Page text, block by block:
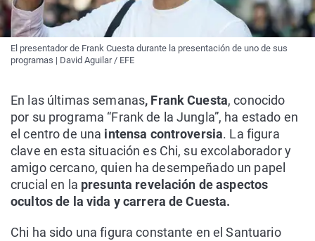
El presentador de Frank Cuesta durante la presentación de uno de sus
programas | David Aguilar / EFE
En las últimas semanas, Frank Cuesta, conocido
por su programa “Frank de la Jungla”, ha estado en
el centro de una intensa controversia. La figura
clave en esta situación es Chi, su excolaborador y
amigo cercano, quien ha desempeñado un papel
crucial en la presunta revelación de aspectos
ocultos de la vida y carrera de Cuesta.
Chi ha sido una figura constante en el Santuario